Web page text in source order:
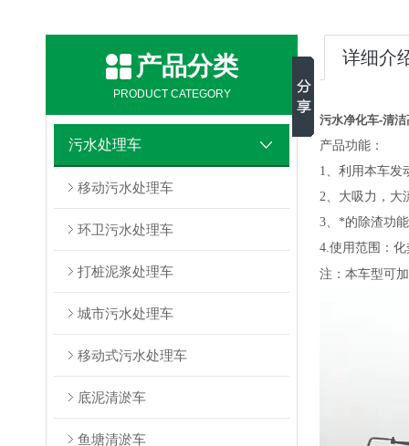
产品分类
PRODUCT CATEGORY
污水处理车
移动污水处理车
环卫污水处理车
打桩泥浆处理车
城市污水处理车
移动式污水处理车
底泥清淤车
鱼塘清淤车
详细介
污水净化车-清洁
产品功能：
1、利用本车发
2、大吸力，大
3、*的除渣功
4.使用范围：
注：本车型可